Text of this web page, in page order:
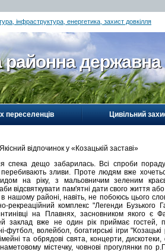
інфраструктура, енергетика, захист довкілля
державна
переселенців Цивільний
Якісний відпочинок у «Козацькій заставі»
спека дещо забарилась. Всі спроби
зливи. Проте людям вже
на ріку, з мальовничим зеленим
відсвяткувати пам'ятні дати свого життя
в нашому районі, навіть, не побоюсь цього
рекреаційний комплекс "Легенди Бузького
на Плавнях, засновником якого є
заклад вже не один рік приймає гостей,
футбол, волейбол, богатирські ігри "Козацькі
та обрядові свята, концерти, дискотеки,
містечку, човнові прогулянки по